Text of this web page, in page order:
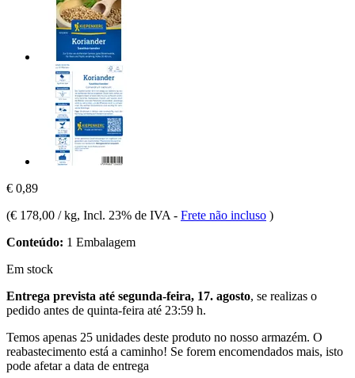
€ 0,89
(€ 178,00 / kg, Incl. 23% de IVA - Frete não incluso )
Conteúdo: 1 Embalagem
Em stock
Entrega prevista até segunda-feira, 17. agosto, se realizas o
pedido antes de quinta-feira até 23:59 h.
Temos apenas 25 unidades deste produto no nosso armazém. O
reabastecimento está a caminho! Se forem encomendados mais, isto
pode afetar a data de entrega